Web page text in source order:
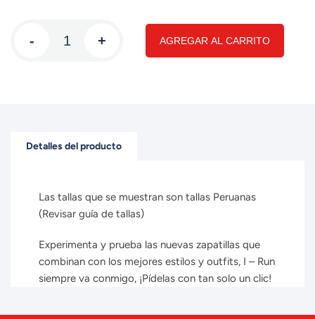
- + AGREGAR AL CARRITO
Detalles del producto
Las tallas que se muestran son tallas Peruanas
(Revisar guía de tallas)
Experimenta y prueba las nuevas zapatillas que
combinan con los mejores estilos y outfits, I – Run
siempre va conmigo, ¡Pídelas con tan solo un clic!